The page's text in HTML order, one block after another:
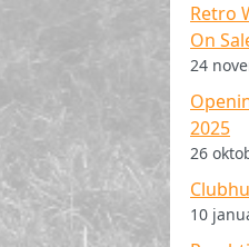
Retro
On
24
2025
26
10